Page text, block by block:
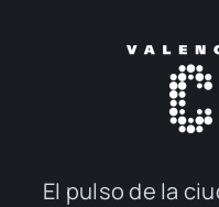
El pul­so de la